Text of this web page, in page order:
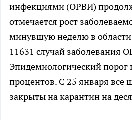
инфекциями (ОРВИ)
отмечается рост
минувшую неделю в области
11631 случай заболевания
Эпидемиологический
процентов. С 25 января все
закрыты на карантин на